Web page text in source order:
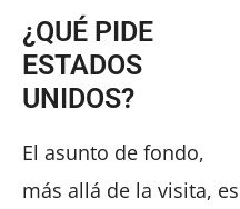
¿QUÉ PIDE
ESTADOS
UNIDOS?
El asunto de fondo,
más allá de la visita, es